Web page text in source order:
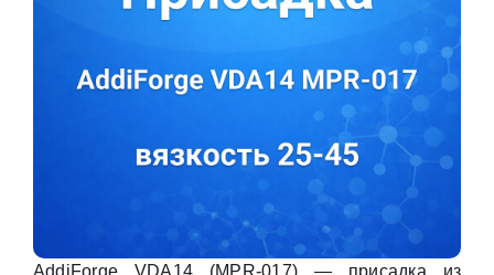
AddiForge VDA14 (MPR-017) — присадка из